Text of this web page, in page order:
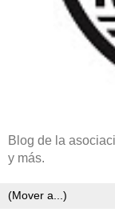
Blog de la
y más.